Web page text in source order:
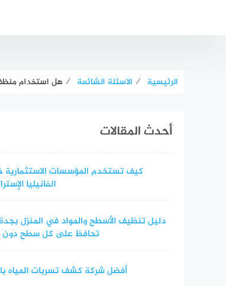
الرئيسية ⁄ الاسئلة الشائعة ⁄ هل استخدام
أحدث المقالات
كيف تستخدم المؤسسات الاستثمارية
الفانيليا
دليل تنظيف الأسطح والمواد في المنزل
تحافظ على كل سطح دون
أفضل شركة كشف تسربات المياه